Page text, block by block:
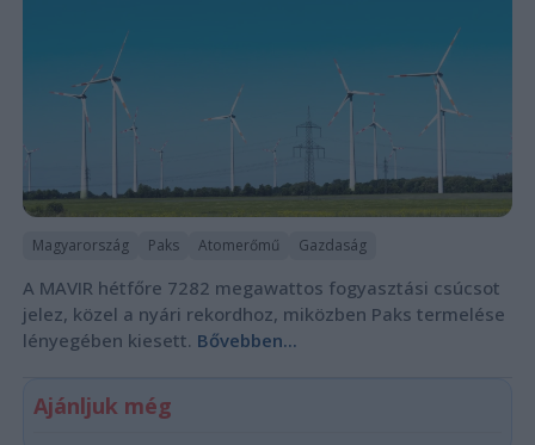
Magyarország Paks Atomerőmű Gazdaság
A MAVIR hétfőre 7282 megawattos fogyasztási csúcsot
jelez, közel a nyári rekordhoz, miközben Paks termelése
lényegében kiesett. Bővebben...
Ajánljuk még